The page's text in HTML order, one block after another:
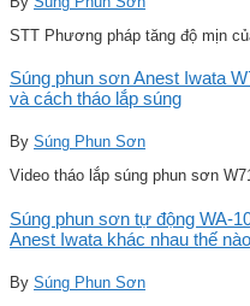
STT Phương pháp tăng độ mịn
Súng phun sơn Anest Iwata
và cách tháo lắp súng
By Súng Phun Sơn
Video tháo lắp súng phun sơn
Súng phun sơn tự động WA-
Anest Iwata khác nhau thế
By Súng Phun Sơn